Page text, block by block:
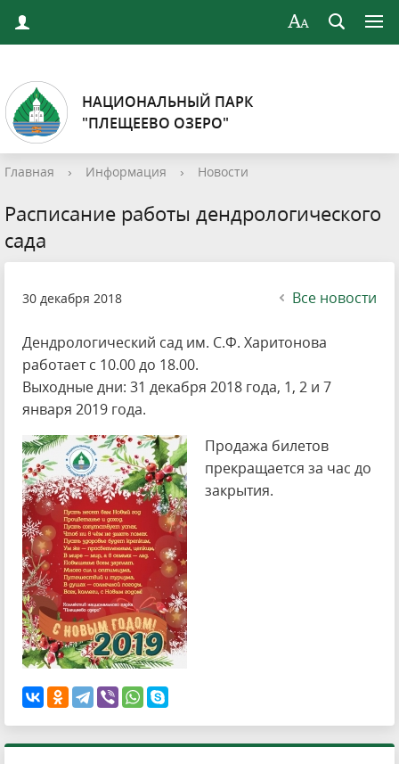
НАЦИОНАЛЬНЫЙ ПАРК
"ПЛЕЩЕЕВО ОЗЕРО"
Главная › Информация › Новости
Расписание работы дендрологического
сада
30 декабря 2018 Все новости
Дендрологический сад им. С.Ф. Харитонова
работает с 10.00 до 18.00.
Выходные дни: 31 декабря 2018 года, 1, 2 и 7
января 2019 года.
Продажа билетов
прекращается за час до
закрытия.